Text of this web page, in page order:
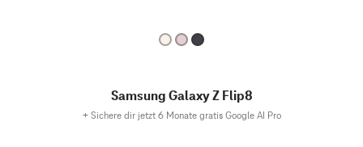
Samsung Galaxy Z Flip8
+ Sichere dir jetzt 6 Monate gratis Google AI Pro